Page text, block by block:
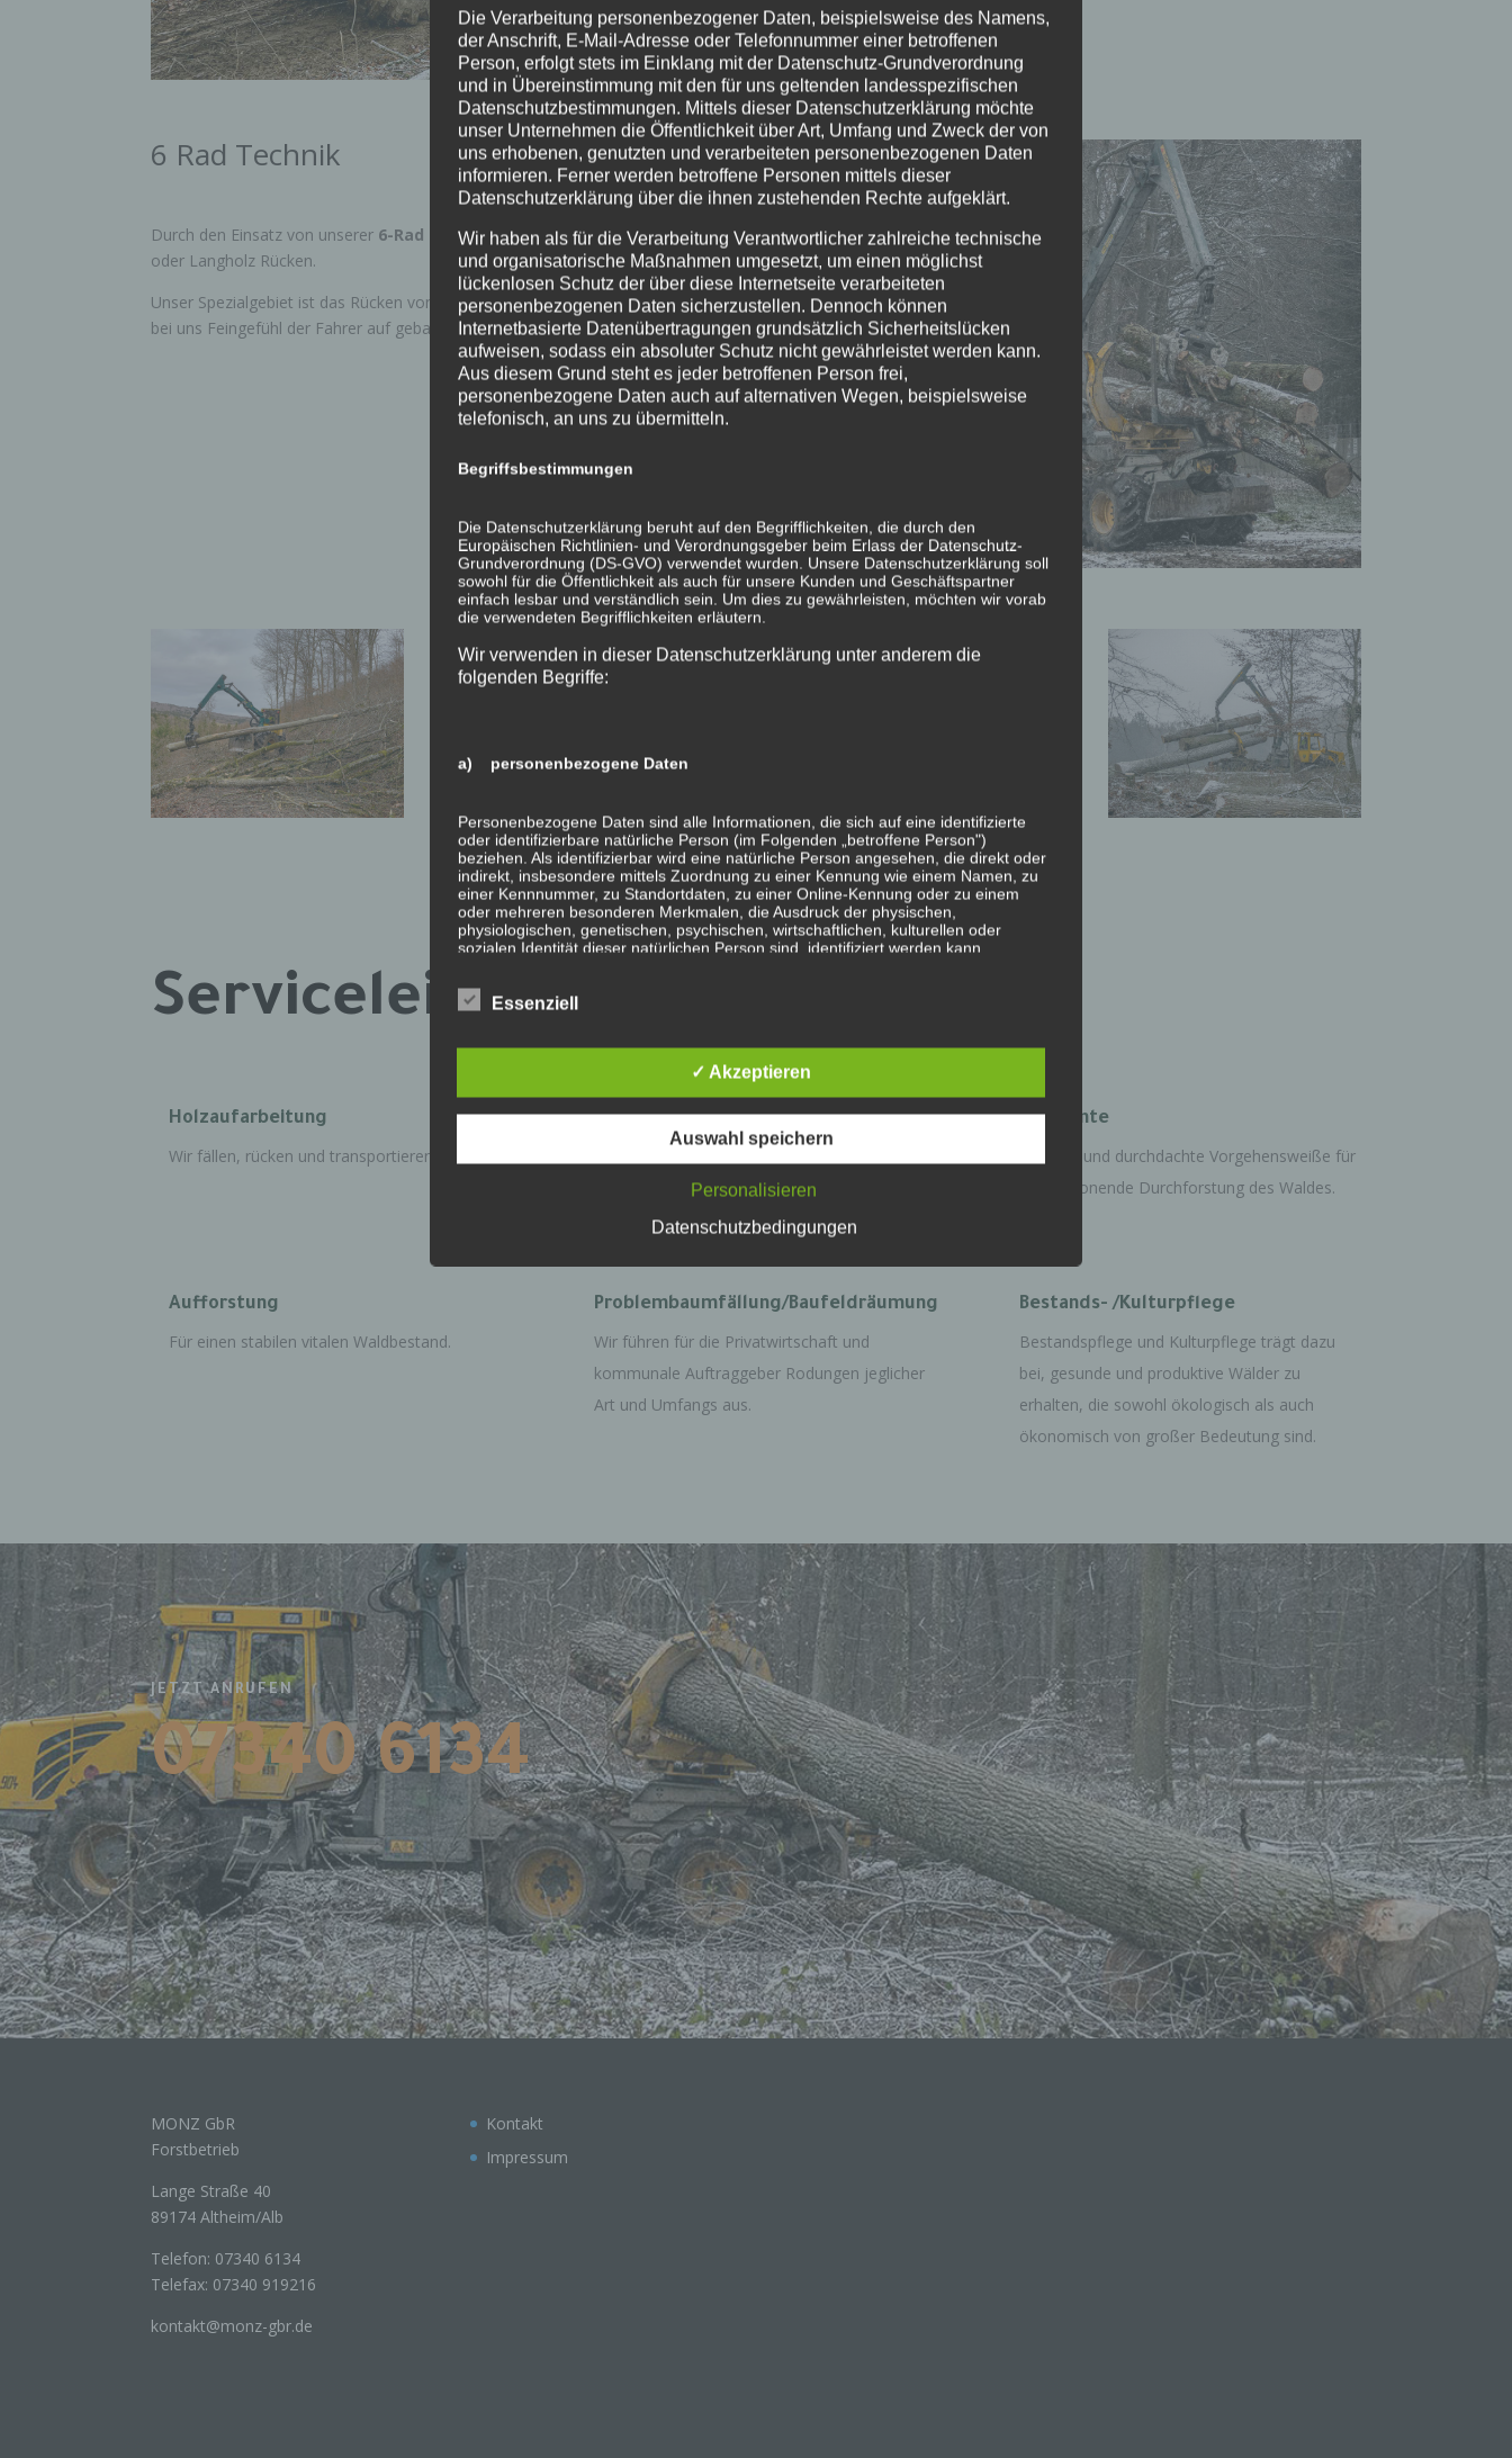
6 Rad Technik
Durch den Einsatz von unserer 6-Rad Kombimaschinekönnen wir Kurz-
oder Langholz Rücken.
Unser Spezialgebiet ist das Rücken von Starkholz und Werthölzern, hier trifft
bei uns Feingefühl der Fahrer auf geballte Stärke der Holzrückemaschinen.
Serviceleistungen
Holzaufarbeitung
Wir fällen, rücken und transportieren Ihr Holz.
Holzrücken
Durch einen breit gefächerten Fuhrpark haben
wir für jedes Einsatzgebiet die richtige
Maschine.
Holzernte
Saubere und durchdachte Vorgehensweiße für
eine schonende Durchforstung des Waldes.
Aufforstung
Für einen stabilen vitalen Waldbestand.
Problembaumfällung/Baufeldräumung
Wir führen für die Privatwirtschaft und
kommunale Auftraggeber Rodungen jeglicher
Art und Umfangs aus.
Bestands- /Kulturpflege
Bestandspflege und Kulturpflege trägt dazu
bei, gesunde und produktive Wälder zu
erhalten, die sowohl ökologisch als auch
ökonomisch von großer Bedeutung sind.
JETZT ANRUFEN
07340 6134
MONZ GbR
Forstbetrieb
Lange Straße 40
89174 Altheim/Alb
Telefon: 07340 6134
Telefax: 07340 919216
kontakt@monz-gbr.de
Kontakt
Impressum
Die Verarbeitung personenbezogener Daten, beispielsweise des Namens,
der Anschrift, E-Mail-Adresse oder Telefonnummer einer betroffenen
Person, erfolgt stets im Einklang mit der Datenschutz-Grundverordnung
und in Übereinstimmung mit den für uns geltenden landesspezifischen
Datenschutzbestimmungen. Mittels dieser Datenschutzerklärung möchte
unser Unternehmen die Öffentlichkeit über Art, Umfang und Zweck der von
uns erhobenen, genutzten und verarbeiteten personenbezogenen Daten
informieren. Ferner werden betroffene Personen mittels dieser
Datenschutzerklärung über die ihnen zustehenden Rechte aufgeklärt.
Wir haben als für die Verarbeitung Verantwortlicher zahlreiche technische
und organisatorische Maßnahmen umgesetzt, um einen möglichst
lückenlosen Schutz der über diese Internetseite verarbeiteten
personenbezogenen Daten sicherzustellen. Dennoch können
Internetbasierte Datenübertragungen grundsätzlich Sicherheitslücken
aufweisen, sodass ein absoluter Schutz nicht gewährleistet werden kann.
Aus diesem Grund steht es jeder betroffenen Person frei,
personenbezogene Daten auch auf alternativen Wegen, beispielsweise
telefonisch, an uns zu übermitteln.
Begriffsbestimmungen
Die Datenschutzerklärung beruht auf den Begrifflichkeiten, die durch den
Europäischen Richtlinien- und Verordnungsgeber beim Erlass der Datenschutz-
Grundverordnung (DS-GVO) verwendet wurden. Unsere Datenschutzerklärung soll
sowohl für die Öffentlichkeit als auch für unsere Kunden und Geschäftspartner
einfach lesbar und verständlich sein. Um dies zu gewährleisten, möchten wir vorab
die verwendeten Begrifflichkeiten erläutern.
Wir verwenden in dieser Datenschutzerklärung unter anderem die
folgenden Begriffe:
a) personenbezogene Daten
Personenbezogene Daten sind alle Informationen, die sich auf eine identifizierte
oder identifizierbare natürliche Person (im Folgenden „betroffene Person")
beziehen. Als identifizierbar wird eine natürliche Person angesehen, die direkt oder
indirekt, insbesondere mittels Zuordnung zu einer Kennung wie einem Namen, zu
einer Kennnummer, zu Standortdaten, zu einer Online-Kennung oder zu einem
oder mehreren besonderen Merkmalen, die Ausdruck der physischen,
physiologischen, genetischen, psychischen, wirtschaftlichen, kulturellen oder
sozialen Identität dieser natürlichen Person sind, identifiziert werden kann.
b) betroffene Person
Betroffene Person ist jede identifizierte oder identifizierbare natürliche Person,
Verarbeitung ist jeder mit oder ohne Hilfe automatisierter Verfahren ausgeführte
personenbezogenen Daten wie das Erheben, das Erfassen, die Organisation, das
Abfragen, die Verwendung, die Offenlegung durch Übermittlung, Verbreitung oder
Einschränkung, das Löschen oder die Vernichtung.
d) Einschränkung der Verarbeitung
e) Profiling
Profiling ist jede Art der automatisierten Verarbeitung personenbezogener Daten,
die darin besteht, dass diese personenbezogenen Daten verwendet werden, um
bestimmte persönliche Aspekte, die sich auf eine natürliche Person beziehen, zu
bewerten, insbesondere, um Aspekte bezüglich Arbeitsleistung, wirtschaftlicher
Lage, Gesundheit, persönlicher Vorlieben, Interessen, Zuverlässigkeit, Verhalten,
Aufenthaltsort oder Ortswechsel dieser natürlichen Person zu analysieren oder
vorherzusagen.
f) Pseudonymisierung
Pseudonymisierung ist die Verarbeitung personenbezogener Daten in einer Weise,
auf welche die personenbezogenen Daten ohne Hinzuziehung zusätzlicher
Informationen nicht mehr einer spezifischen betroffenen Person zugeordnet werden
können, sofern diese zusätzlichen Informationen gesondert aufbewahrt werden und
technischen und organisatorischen Maßnahmen unterliegen, die gewährleisten,
dass die personenbezogenen Daten nicht einer identifizierten oder identifizierbaren
natürlichen Person zugewiesen werden.
g) Verantwortlicher oder für die Verarbeitung Verantwortlicher
gemeinsam mit anderen über die Zwecke und Mittel der Verarbeitung von
Verarbeitung durch das Unionsrecht oder das Recht der Mitgliedstaaten
Essenziell
✓ Akzeptieren
Auswahl speichern
Personalisieren
Datenschutzbedingungen